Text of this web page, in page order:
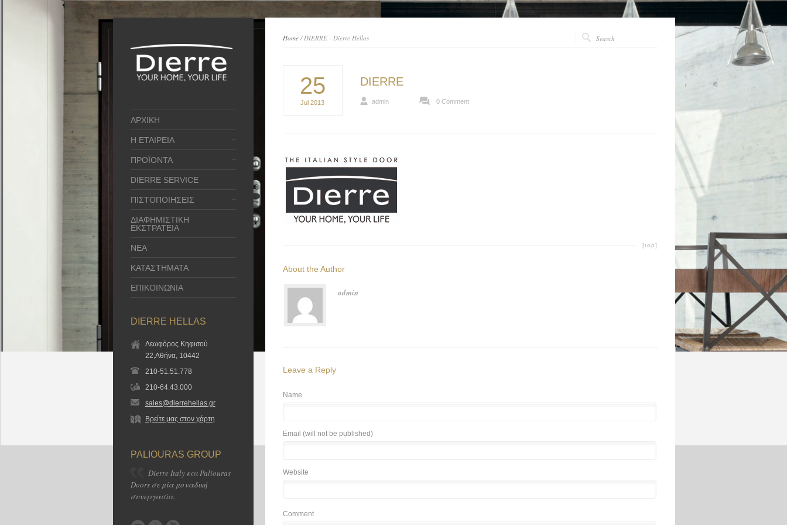
ΑΡΧΙΚΗ
Η ΕΤΑΙΡΕΙΑ
ΠΡΟΪΟΝΤΑ
DIERRE SERVICE
ΠΙΣΤΟΠΟΙΗΣΕΙΣ
ΔΙΑΦΗΜΙΣΤΙΚΗ
ΕΚΣΤΡΑΤΕΙΑ
ΝΕΑ
ΚΑΤΑΣΤΗΜΑΤΑ
ΕΠΙΚΟΙΝΩΝΙΑ
DIERRE HELLAS
Λεωφόρος Κηφισού
22,Αθήνα, 10442
210-51.51.778
210-64.43.000
sales@dierrehellas.gr
Βρείτε μας στον χάρτη
PALIOURAS GROUP
Dierre Italy και Paliouras
Doors σε μία μοναδική
συνεργασία.
Home/ DIERRE - Dierre Hellas
25
Jul 2013
DIERRE
admin 0 Comment
[top]
About the Author
admin
Leave a Reply
Name
Email (will not be published)
Website
Comment